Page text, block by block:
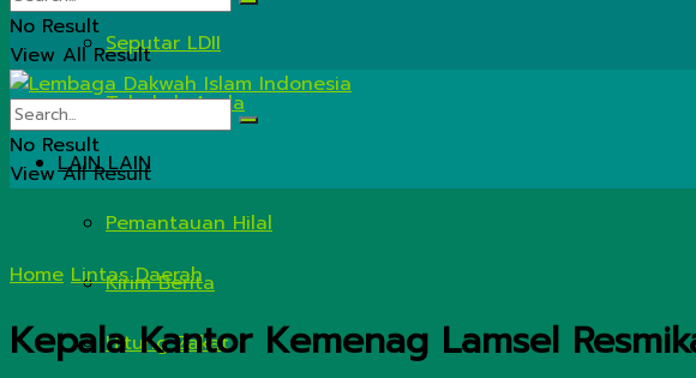
Seputar LDII
Tahukah Anda
LAIN LAIN
Pemantauan Hilal
Kirim Berita
Hitung Zakat
No Result
View All Result
No Result
View All Result
Home Lintas Daerah
Kepala Kantor Kemenag Lamsel